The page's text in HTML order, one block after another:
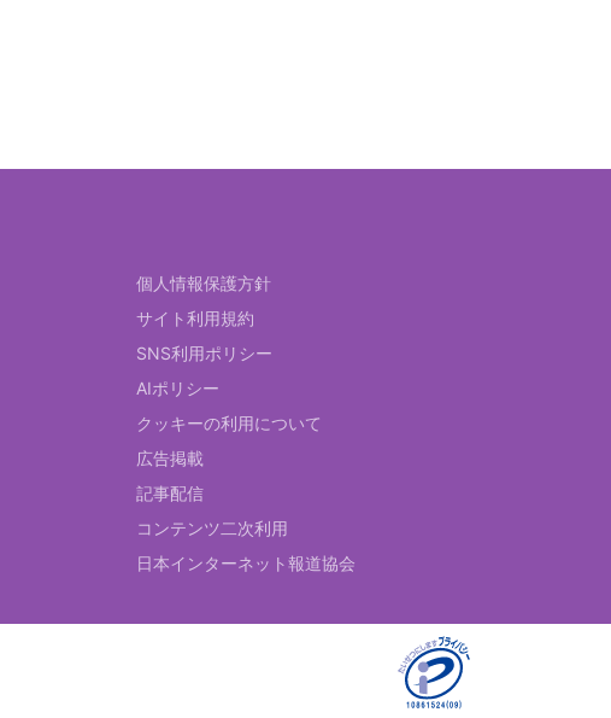
個人情報保護方針
サイト利用規約
SNS利用ポリシー
AIポリシー
クッキーの利用について
広告掲載
記事配信
コンテンツ二次利用
日本インターネット報道協会